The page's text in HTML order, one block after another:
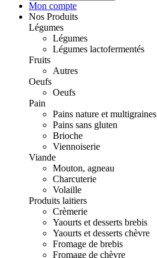
Mon compte
Nos Produits
Légumes
Légumes
Légumes lactofermentés
Fruits
Autres
Oeufs
Oeufs
Pain
Pains nature et multigraines
Pains sans gluten
Brioche
Viennoiserie
Viande
Mouton, agneau
Charcuterie
Volaille
Produits laitiers
Crèmerie
Yaourts et desserts brebis
Yaourts et desserts chèvre
Fromage de brebis
Fromage de chèvre